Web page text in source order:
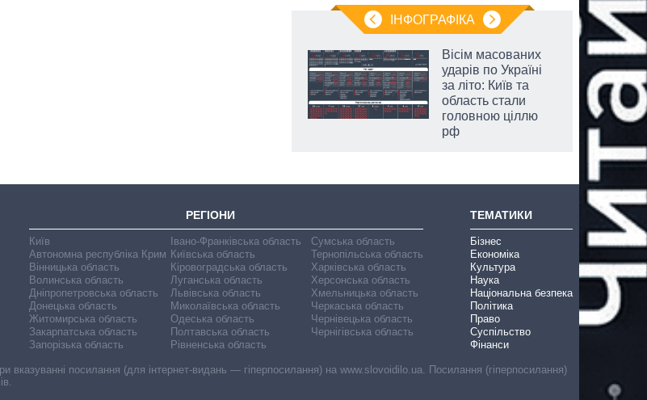
ІНФОГРАФІКА
Вісім масованих
ударів по Україні
за літо: Київ та
область стали
головною ціллю
рф
РЕГІОНИ
Київ
Автономна республіка Крим
Вінницька область
Волинська область
Дніпропетровська область
Донецька область
Житомирська область
Закарпатська область
Запорізька область
Івано-Франківська область
Київська область
Кіровоградська область
Луганська область
Львівська область
Миколаївська область
Одеська область
Полтавська область
Рівненська область
Сумська область
Тернопільська область
Харківська область
Херсонська область
Хмельницька область
Черкаська область
Чернівецька область
Чернігівська область
ТЕМАТИКИ
Бізнес
Економіка
Культура
Наука
Національна безпека
Політика
Право
Суспільство
Фінанси
вказуванні посилання (для інтернет-видань — гіперпосилання) на www.slovoidilo.ua. Посилання (гіперпосилання)